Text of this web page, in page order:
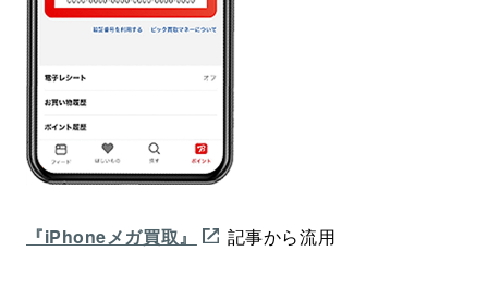
『iPhoneメガ買取』 記事から流用